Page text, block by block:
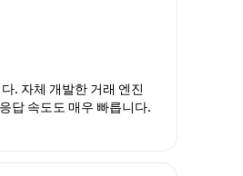
. 자체 개발한 거래 엔진
답 속도도 매우 빠릅니다.